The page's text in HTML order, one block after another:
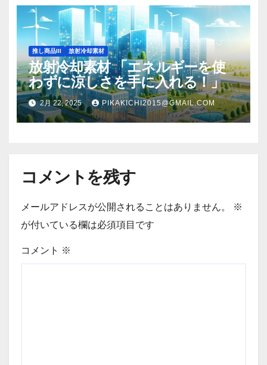
推し商品III 放射冷却素材
放射冷却素材 「エネルギーを使
わずに涼しさを手に入れる！」
2月 22, 2025 PIKAKICHI2015@GMAIL.COM
コメントを残す
メールアドレスが公開されることはありません。
※
が付いている欄は必須項目です
コメント ※